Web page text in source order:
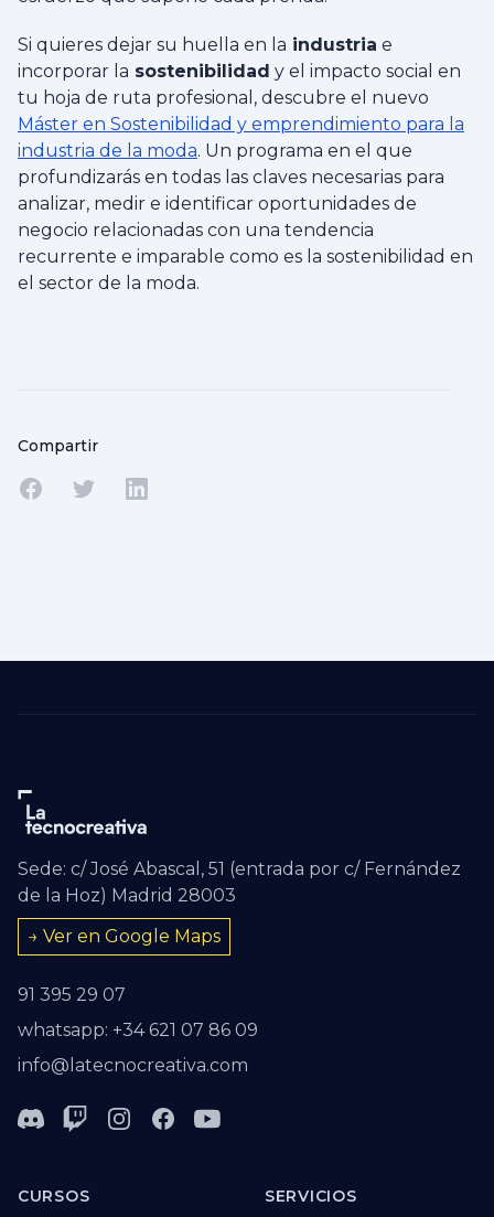
Si quieres dejar su huella en la industria e
incorporar la sostenibilidad y el impacto social en
tu hoja de ruta profesional, descubre el nuevo
Máster en Sostenibilidad y emprendimiento para la
industria de la moda. Un programa en el que
profundizarás en todas las claves necesarias para
analizar, medir e identificar oportunidades de
negocio relacionadas con una tendencia
recurrente e imparable como es la sostenibilidad en
el sector de la moda.
Compartir
Compartir en Facebook
Compartir en Twitter
Compartir en Linkedin
Sede: c/ José Abascal, 51 (entrada por c/ Fernández
de la Hoz) Madrid 28003
→ Ver en Google Maps
91 395 29 07
whatsapp: +34 621 07 86 09
info@latecnocreativa.com
DiscordTwitchInstagramFacebookYoutube
CURSOS SERVICIOS